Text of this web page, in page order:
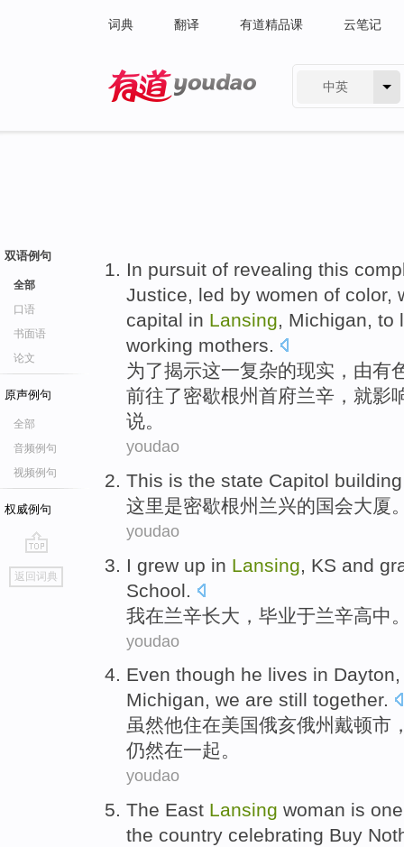
词典 翻译 有道精品课 云笔记
中英
双语例句
全部
口语
书面语
论文
原声例句
全部
音频例句
视频例句
权威例句
go
top
返回词典
In pursuit of revealing this
Justice, led by women of color,
capital in Lansing, Michigan, to
working mothers.
为了揭示这一复杂的现实 ， 由有
前往了密歇根州首府兰辛 ，就影
说。
youdao
This is the state Capitol building
这里是密歇根州兰兴的国会大厦
youdao
I grew up in Lansing , KS and
School
我在兰辛长大 ， 毕业于兰辛高中
youdao
Even though he lives in Dayton
Michigan, we are still together.
虽然他住在美国俄亥俄州戴顿市
仍然在一起。
youdao
The East Lansing woman is one
the country celebrating Buy